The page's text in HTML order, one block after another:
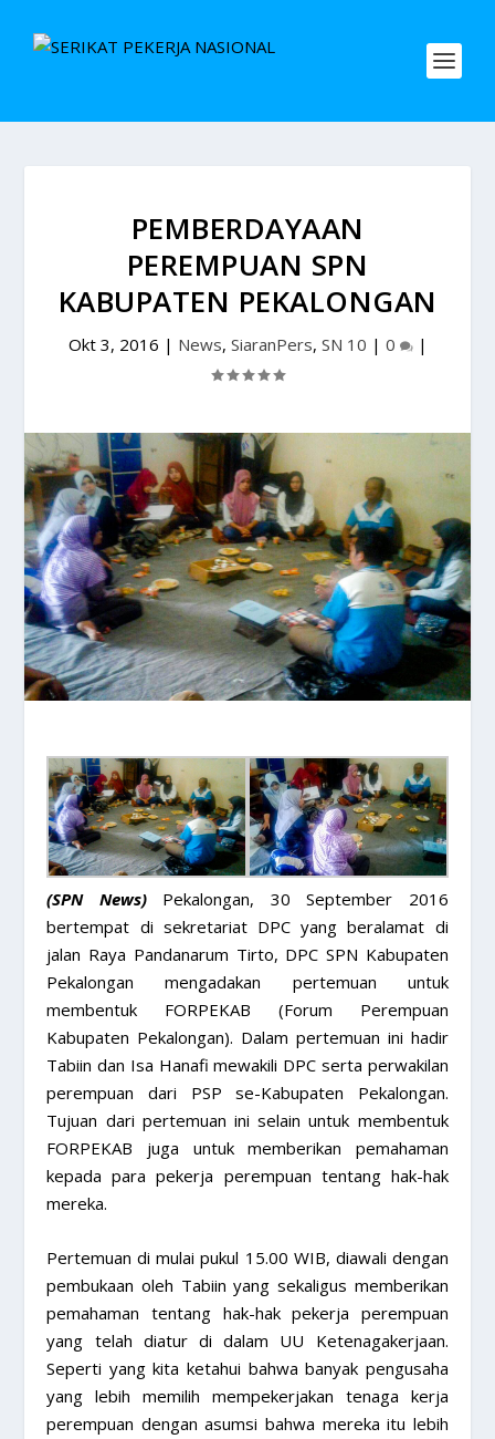
PEMBERDAYAAN
PEREMPUAN SPN
KABUPATEN PEKALONGAN
Okt 3, 2016 | News, SiaranPers, SN 10 | 0 |
(SPN News)Pekalongan, 30 September 2016
bertempat di sekretariat DPC yang beralamat di
jalan Raya Pandanarum Tirto, DPC SPN Kabupaten
Pekalongan mengadakan pertemuan untuk
membentuk FORPEKAB (Forum Perempuan
Kabupaten Pekalongan). Dalam pertemuan ini hadir
Tabiin dan Isa Hanafi mewakili DPC serta perwakilan
perempuan dari PSP se-Kabupaten Pekalongan.
Tujuan dari pertemuan ini selain untuk membentuk
FORPEKAB juga untuk memberikan pemahaman
kepada para pekerja perempuan tentang hak-hak
mereka.
Pertemuan di mulai pukul 15.00 WIB, diawali dengan
pembukaan oleh Tabiin yang sekaligus memberikan
pemahaman tentang hak-hak pekerja perempuan
yang telah diatur di dalam UU Ketenagakerjaan.
Seperti yang kita ketahui bahwa banyak pengusaha
yang lebih memilih mempekerjakan tenaga kerja
perempuan dengan asumsi bahwa mereka itu lebih